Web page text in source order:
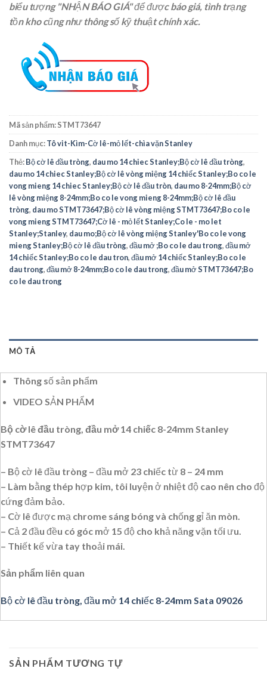
biểu tượng "NHẬN BÁO GIÁ" để được báo giá, tình trạng
tồn kho cũng như thông số kỹ thuật chính xác.
Mã sản phẩm:STMT73647
Danh mục:Tô vit-Kìm-Cờ lê-mỏ lết-chìa vặn Stanley
Thẻ:Bộ cờ lê đầu tròng, dau mo 14 chiec Stanley;Bộ cờ lê đầu tròng,
dau mo 14 chiec Stanley;Bộ cờ lê vòng miệng 14 chiếc Stanley;Bo co le
vong mieng 14 chiec Stanley;Bộ cờ lê đầu tròn, dau mo 8-24mm;Bộ cờ
lê vòng miệng 8-24mm;Bo co le vong mieng 8-24mm;Bộ cờ lê đầu
tròng, dau mo STMT73647;Bộ cờ lê vòng miệng STMT73647;Bo co le
vong mieng STMT73647;Cờ lê - mỏ lết Stanley;Co le - mo let
Stanley;Stanley, dau mo;Bộ cờ lê vòng miệng Stanley'Bo co le vong
mieng Stanley;Bộ cờ lê đầu tròng,đầu mở ;Bo co le dau trong,đầu mở
14 chiếc Stanley;Bo co le dau tron,đầu mở 14 chiếc Stanley;Bo co le
dau trong,đầu mở 8-24mm;Bo co le dau trong,đầu mở STMT73647;Bo
co le dau trong
MÔ TẢ
Thông số sản phẩm
VIDEO SẢN PHẨM
Bộ cờ lê đầu tròng, đầu mở 14 chiếc 8-24mm Stanley
STMT73647
– Bộ cờ lê đầu tròng – đầu mở 23 chiếc từ 8 – 24 mm
– Làm bằng thép hợp kim, tôi luyện ở nhiệt độ cao nên cho độ
cứng đảm bảo.
– Cờ lê được mạ chrome sáng bóng và chống gỉ ăn mòn.
– Cả 2 đầu đều có góc mở 15 độ cho khả năng vặn tối ưu.
– Thiết kế vừa tay thoải mái.
Sản phẩm liên quan
Bộ cờ lê đầu tròng, đầu mở 14 chiếc 8-24mm Sata 09026
SẢN PHẨM TƯƠNG TỰ